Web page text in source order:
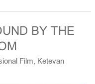
BY THE
Film, Ketevan